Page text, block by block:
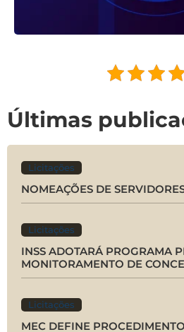
Últimas
Licitações
NOMEAÇÕES DE
Licitações
INSS ADOTARÁ PROGRAMA
MONITORAMENTO DE
Licitações
MEC DEFINE